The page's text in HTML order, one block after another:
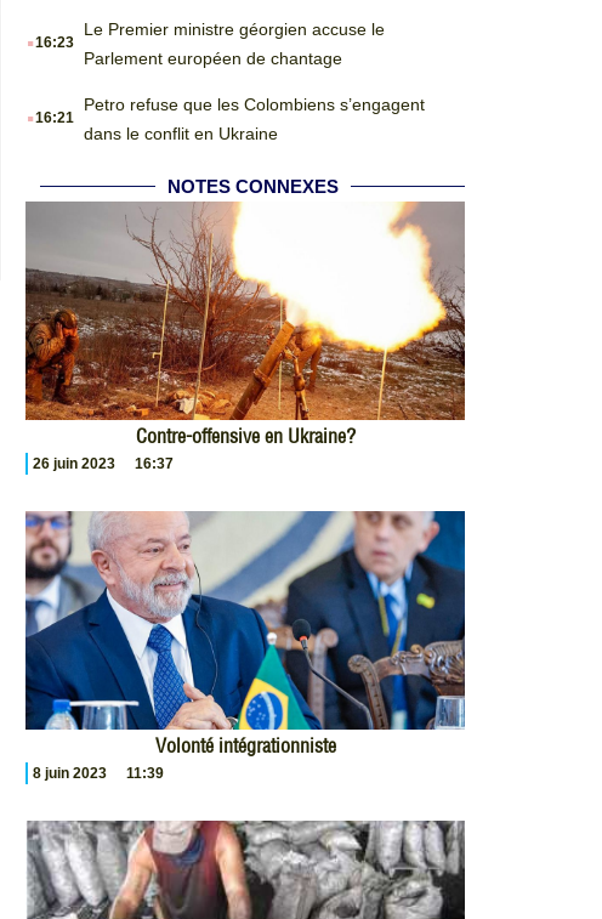
.16:23
Le Premier ministre géorgien accuse le
Parlement européen de chantage
.16:21
Petro refuse que les Colombiens s’engagent
dans le conflit en Ukraine
NOTES CONNEXES
Contre-offensive en Ukraine?
26 juin 2023 16:37
Volonté intégrationniste
8 juin 2023 11:39